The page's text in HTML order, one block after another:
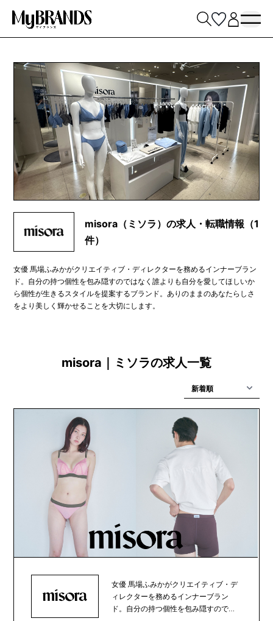
misora（ミソラ）の求人・転職情報（1
件）
女優 馬場ふみかがクリエイティブ・ディレクターを務めるインナーブラン
ド。自分の持つ個性を包み隠すのではなく誰よりも自分を愛してほしいか
ら個性が生きるスタイルを提案するブランド。ありのままのあなたらしさ
をより美しく輝かせることを大切にします。
misora｜ミソラの求人一覧
女優 馬場ふみかがクリエイティブ・デ
ィレクターを務めるインナーブラン
ド。自分の持つ個性を包み隠すのでは